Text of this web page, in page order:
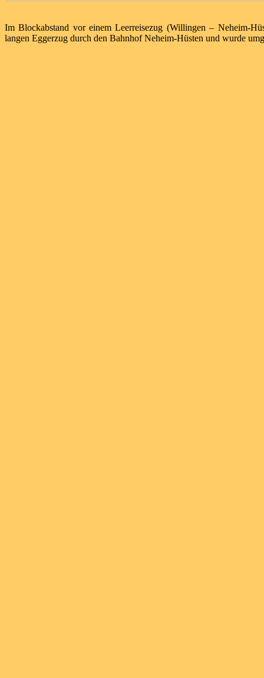
Im Blockabstand vor einem Leerreisezug (Willingen – Neheim-
langen Eggerzug durch den Bahnhof Neheim-Hüsten und wurde